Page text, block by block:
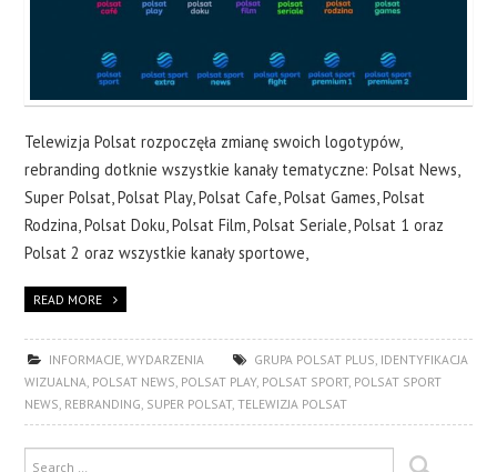
Telewizja Polsat rozpoczęła zmianę swoich logotypów,
rebranding dotknie wszystkie kanały tematyczne: Polsat News,
Super Polsat, Polsat Play, Polsat Cafe, Polsat Games, Polsat
Rodzina, Polsat Doku, Polsat Film, Polsat Seriale, Polsat 1 oraz
Polsat 2 oraz wszystkie kanały sportowe,
READ MORE
INFORMACJE ,WYDARZENIA GRUPA POLSAT PLUS IDENTYFIKACJA
WIZUALNA POLSAT NEWS POLSAT PLAY, POLSAT SPORT, POLSAT SPORT
NEWS REBRANDING SUPER POLSAT,TELEWIZJA POLSAT